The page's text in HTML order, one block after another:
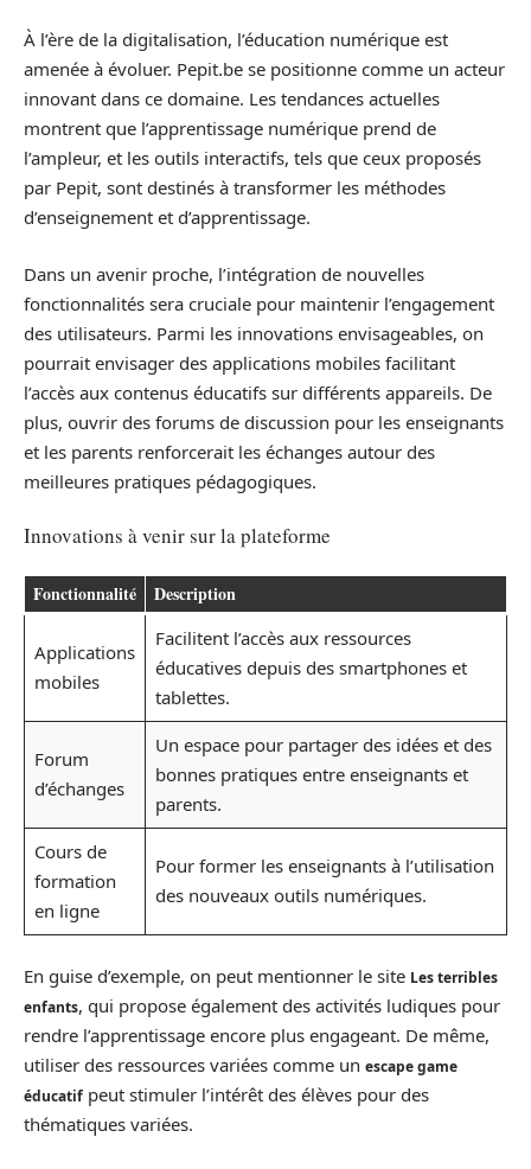
À l’ère de la digitalisation, l’éducation numérique est
amenée à évoluer. Pepit.be se positionne comme un acteur
innovant dans ce domaine. Les tendances actuelles
montrent que l’apprentissage numérique prend de
l’ampleur, et les outils interactifs, tels que ceux proposés
par Pepit, sont destinés à transformer les méthodes
d’enseignement et d’apprentissage.
Dans un avenir proche, l’intégration de nouvelles
fonctionnalités sera cruciale pour maintenir l’engagement
des utilisateurs. Parmi les innovations envisageables, on
pourrait envisager des applications mobiles facilitant
l’accès aux contenus éducatifs sur différents appareils. De
plus, ouvrir des forums de discussion pour les enseignants
et les parents renforcerait les échanges autour des
meilleures pratiques pédagogiques.
Innovations à venir sur la plateforme
Fonctionnalité Description
Applications
mobiles
Facilitent l’accès aux ressources
éducatives depuis des smartphones et
tablettes.
Forum
d’échanges
Un espace pour partager des idées et des
bonnes pratiques entre enseignants et
parents.
Cours de
formation
en ligne
Pour former les enseignants à l’utilisation
des nouveaux outils numériques.
En guise d’exemple, on peut mentionner le site Les terribles
enfants, qui propose également des activités ludiques pour
rendre l’apprentissage encore plus engageant. De même,
utiliser des ressources variées comme un escape game
éducatif peut stimuler l’intérêt des élèves pour des
thématiques variées.